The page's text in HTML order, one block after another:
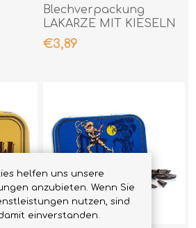
Blechverpackung
LAKARZE MIT KIESELN
40 GR
€3,89
helfen uns unsere
anzubieten. Wenn Sie
nutzen, sind
einverstanden.